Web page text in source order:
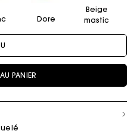
Dore
Beige
mastic
PANIER